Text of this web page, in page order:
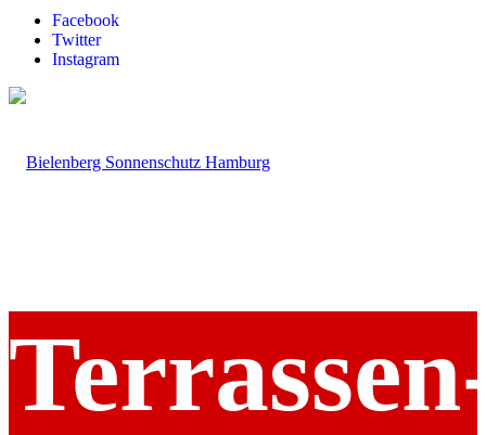
Facebook
Twitter
Instagram